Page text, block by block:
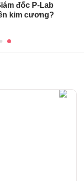
đốc P-Lab
kim cương?